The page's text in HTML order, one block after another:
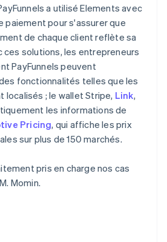
a utilisé Elements avec
paiement pour s'assurer que
de chaque client reflète sa
ces solutions, les entrepreneurs
PayFunnels peuvent
fonctionnalités telles que les
localisés ; le wallet Stripe, Link,
les informations de
Pricing, qui affiche les prix
sur plus de 150 marchés.
pris en charge nos cas
Momin.